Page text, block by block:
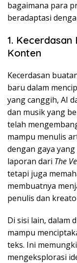
bagaimana para
beradaptasi
1.
Konten
Kecerdasan
baru dalam
yang canggih, AI
dan musik yang
telah
mampu menulis
dengan gaya
laporan dari The
tetapi juga
membuatnya
penulis dan
Di sisi lain, dalam
mampu
teks. Ini
mengeksplorasi